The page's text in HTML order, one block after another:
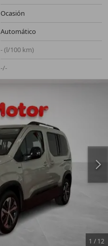
Ocasión
Automático
- (l/100 km)
-/-
1 / 12